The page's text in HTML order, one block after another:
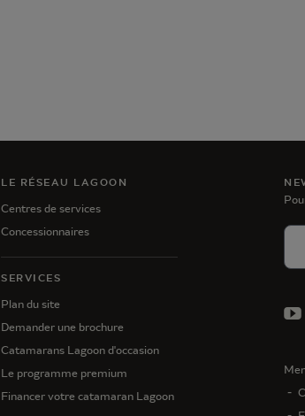
LE RÉSEAU LAGOON
Centres de services
Concessionnaires
SERVICES
Plan du site
Demander une brochure
Catamarans Lagoon d'occasion
Le programme premium
Financer votre catamaran Lagoon